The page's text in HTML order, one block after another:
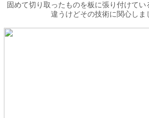
固めて切り取ったものを板に張り付けてい
違うけどその技術に関心しま